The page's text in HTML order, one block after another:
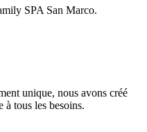
SPA San Marco.
unique, nous avons créé
à tous les besoins.